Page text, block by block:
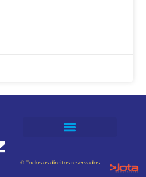
® Todos os direitos reservados.